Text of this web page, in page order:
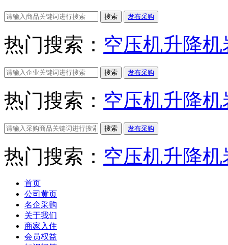
搜索 发布采购
热门搜索： 空压机升降机
搜索 发布采购
热门搜索： 空压机升降机
搜索 发布采购
热门搜索： 空压机升降机
首页
公司黄页
名企采购
关于我们
商家入住
会员权益